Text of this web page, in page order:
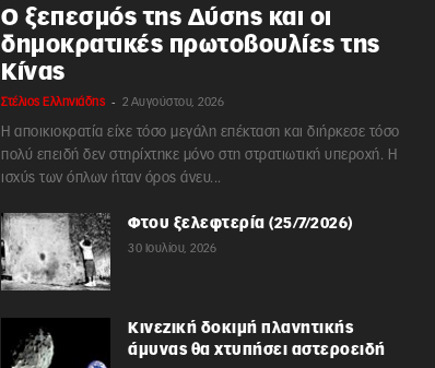
Ο ξεπεσμός της Δύσης και οι
δημοκρατικές πρωτοβουλίες της
Κίνας
Στέλιος Ελληνιάδης - 2 Αυγούστου, 2026
Η αποικιοκρατία είχε τόσο μεγάλη επέκταση και διήρκεσε τόσο
πολύ επειδή δεν στηρίχτηκε μόνο στη στρατιωτική υπεροχή. Η
ισχύς των όπλων ήταν όρος άνευ...
Φτου ξελεφτερία (25/7/2026)
30 Ιουλίου, 2026
Κινεζική δοκιμή πλανητικής
άμυνας θα χτυπήσει αστεροειδή